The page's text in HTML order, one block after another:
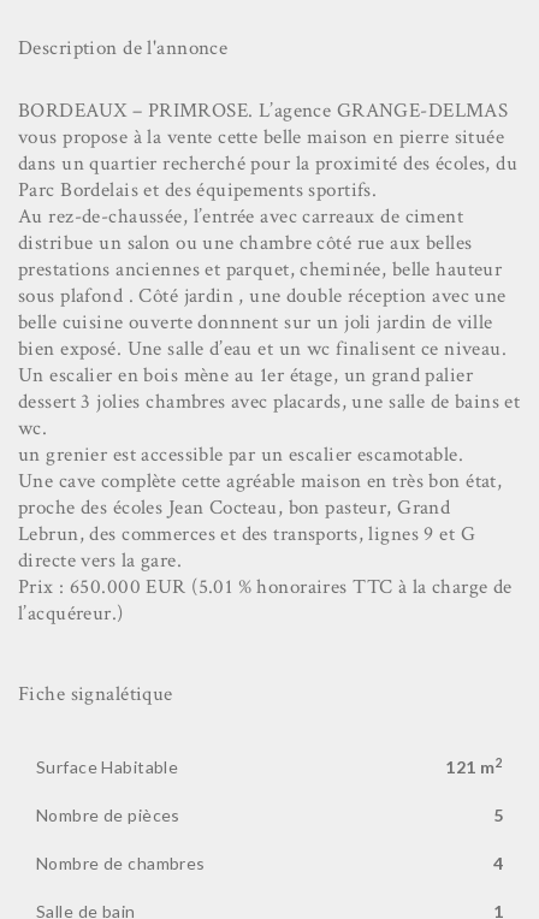
Description de l'annonce
BORDEAUX – PRIMROSE. L’agence GRANGE-DELMAS
vous propose à la vente cette belle maison en pierre située
dans un quartier recherché pour la proximité des écoles, du
Parc Bordelais et des équipements sportifs.
Au rez-de-chaussée, l’entrée avec carreaux de ciment
distribue un salon ou une chambre côté rue aux belles
prestations anciennes et parquet, cheminée, belle hauteur
sous plafond . Côté jardin , une double réception avec une
belle cuisine ouverte donnnent sur un joli jardin de ville
bien exposé. Une salle d’eau et un wc finalisent ce niveau.
Un escalier en bois mène au 1er étage, un grand palier
dessert 3 jolies chambres avec placards, une salle de bains et
wc.
un grenier est accessible par un escalier escamotable.
Une cave complète cette agréable maison en très bon état,
proche des écoles Jean Cocteau, bon pasteur, Grand
Lebrun, des commerces et des transports, lignes 9 et G
directe vers la gare.
Prix : 650.000 EUR (5.01 % honoraires TTC à la charge de
l’acquéreur.)
Fiche signalétique
Surface Habitable 121 m2
Nombre de pièces 5
Nombre de chambres 4
Salle de bain 1